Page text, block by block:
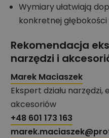
Wymiary ułatwiają
konkretnej
Rekomendacja
narzędzi i
Marek Maciaszek
Ekspert działu narzędzi,
akcesoriów
+48 601 173 163